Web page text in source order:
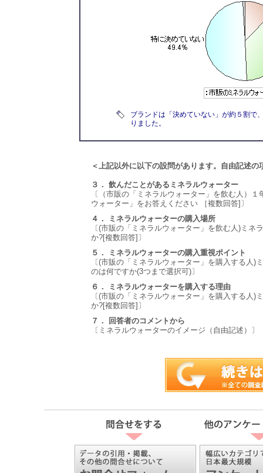
ブランドは「決めていない」が約５割で
りました。
＜上記以外に以下の設問があります。自由記述の
３． 飲んだことがあるミネラルウォーター
〔（市販の「ミネラルウォーター」を飲む人）
ウォーター」をお答えください ［複数回答]〕
４． ミネラルウォーターの購入場所
〔(市販の「ミネラルウォーター」を飲む人)ミ
か?[複数回答]〕
５． ミネラルウォーターの購入重視ポイント
〔(市販の「ミネラルウォーター」を購入する人
のは何ですか(3つまで選択可)〕
６． ミネラルウォーターを購入する理由
〔(市販の「ミネラルウォーター」を購入する人
か?[複数回答]〕
７． 回答者のコメントから
〔ミネラルウォーターのイメージ（自由記述）〕